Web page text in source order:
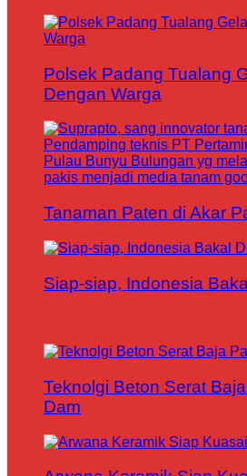
Polsek Padang Tualang
Dengan Warga
Tanaman Paten di Akar
Siap-siap, Indonesia
Teknolgi Beton Serat
Dam